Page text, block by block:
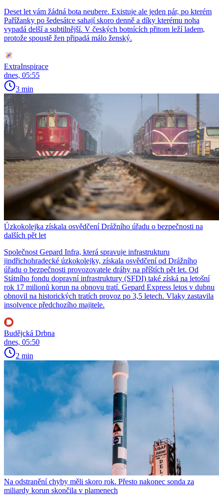
Deset let vám žádná bota neubere. Existuje ale jeden pár, po kterém
Pařížanky po šedesátce sahají skoro denně a díky kterému noha
vypadá delší a subtilnější. V českých botnících přitom leží ladem,
protože spoustě žen připadá málo ženský.
ExtraInspirace
dnes, 05:55
3 min
Úzkokolejka získala osvědčení Drážního úřadu o bezpečnosti na
dalších pět let
Společnost Gepard Infra, která spravuje infrastrukturu
jindřichohradecké úzkokolejky, získala osvědčení od Drážního
úřadu o bezpečnosti provozovatele dráhy na příštích pět let. Od
Státního fondu dopravní infrastruktury (SFDI) také získá na letošní
rok 17 milionů korun na obnovu tratí. Gepard Express letos v dubnu
obnovil na historických tratích provoz po 3,5 letech. Vlaky zastavila
insolvence předchozího majitele.
Budějcká Drbna
dnes, 05:50
2 min
Na odstranění chyby měli skoro rok. Přesto nakonec sonda za
miliardy korun skončila v plamenech